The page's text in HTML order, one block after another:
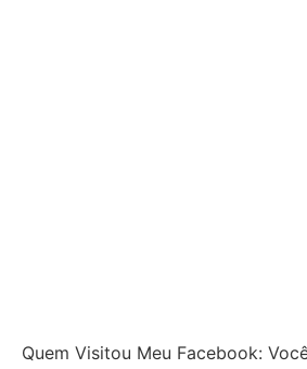
Quem Visitou Meu Facebook: